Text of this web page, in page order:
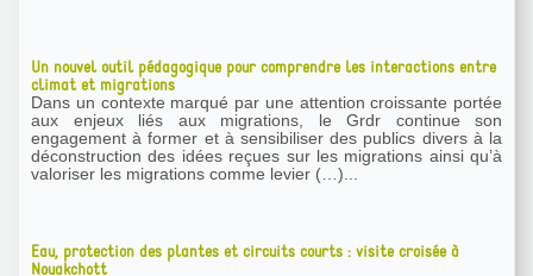
Un nouvel outil pédagogique pour comprendre les interactions entre
climat et migrations
Dans un contexte marqué par une attention croissante portée
aux enjeux liés aux migrations, le Grdr continue son
engagement à former et à sensibiliser des publics divers à la
déconstruction des idées reçues sur les migrations ainsi qu’à
valoriser les migrations comme levier (…)...
Eau, protection des plantes et circuits courts : visite croisée à
Nouakchott